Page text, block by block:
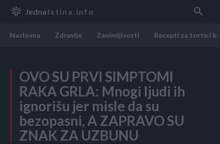
Jedna Istina.info
Naslovna Zdravlje Zanimljivosti Recepti za torte i
OVO SU PRVI SIMPTOMI
RAKA GRLA: Mnogi ljudi ih
ignorišu jer misle da su
bezopasni, A ZAPRAVO SU
ZNAK ZA UZBUNU